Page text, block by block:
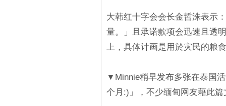
大韩红十字会会长金哲洙表示
量。」且承诺款项会迅速且透
上，具体计画是用於灾民的粮
▼Minnie稍早发布多张在泰国
个月:)」，不少缅甸网友藉此